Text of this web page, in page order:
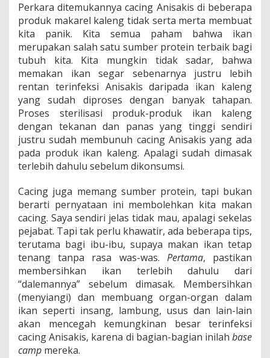
Perkara ditemukannya cacing Anisakis di beberapa
produk makarel kaleng tidak serta merta membuat
kita panik. Kita semua paham bahwa ikan
merupakan salah satu sumber protein terbaik bagi
tubuh kita. Kita mungkin tidak sadar, bahwa
memakan ikan segar sebenarnya justru lebih
rentan terinfeksi Anisakis daripada ikan kaleng
yang sudah diproses dengan banyak tahapan.
Proses sterilisasi produk-produk ikan kaleng
dengan tekanan dan panas yang tinggi sendiri
justru sudah membunuh cacing Anisakis yang ada
pada produk ikan kaleng. Apalagi sudah dimasak
terlebih dahulu sebelum dikonsumsi.
Cacing juga memang sumber protein, tapi bukan
berarti pernyataan ini membolehkan kita makan
cacing. Saya sendiri jelas tidak mau, apalagi sekelas
pejabat. Tapi tak perlu khawatir, ada beberapa tips,
terutama bagi ibu-ibu, supaya makan ikan tetap
tenang tanpa rasa was-was. Pertama, pastikan
membersihkan ikan terlebih dahulu dari
“dalemannya” sebelum dimasak. Membersihkan
(menyiangi) dan membuang organ-organ dalam
ikan seperti insang, lambung, usus dan lain-lain
akan mencegah kemungkinan besar terinfeksi
cacing Anisakis, karena di bagian-bagian inilah base
camp mereka.